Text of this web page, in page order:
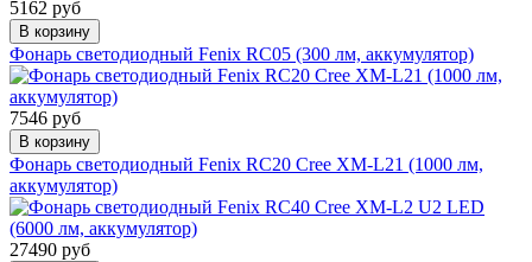
5162 руб
В корзину
Фонарь светодиодный Fenix RC05 (300 лм, аккумулятор)
7546 руб
В корзину
Фонарь светодиодный Fenix RC20 Cree XM-L21 (1000 лм,
аккумулятор)
27490 руб